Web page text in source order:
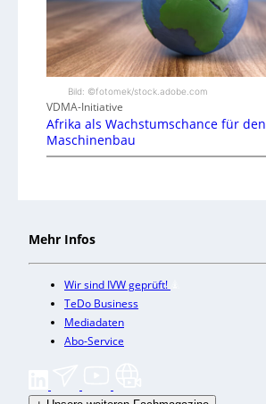
Bild: ©fotomek/stock.adobe.com
VDMA-Initiative
Afrika als Wachstumschance für den
Maschinenbau
Mehr Infos
Wir sind IVW geprüft!
TeDo Business
Mediadaten
Abo-Service